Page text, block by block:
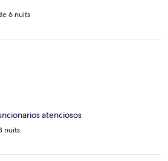
6 nuits
atenciosos
nuits